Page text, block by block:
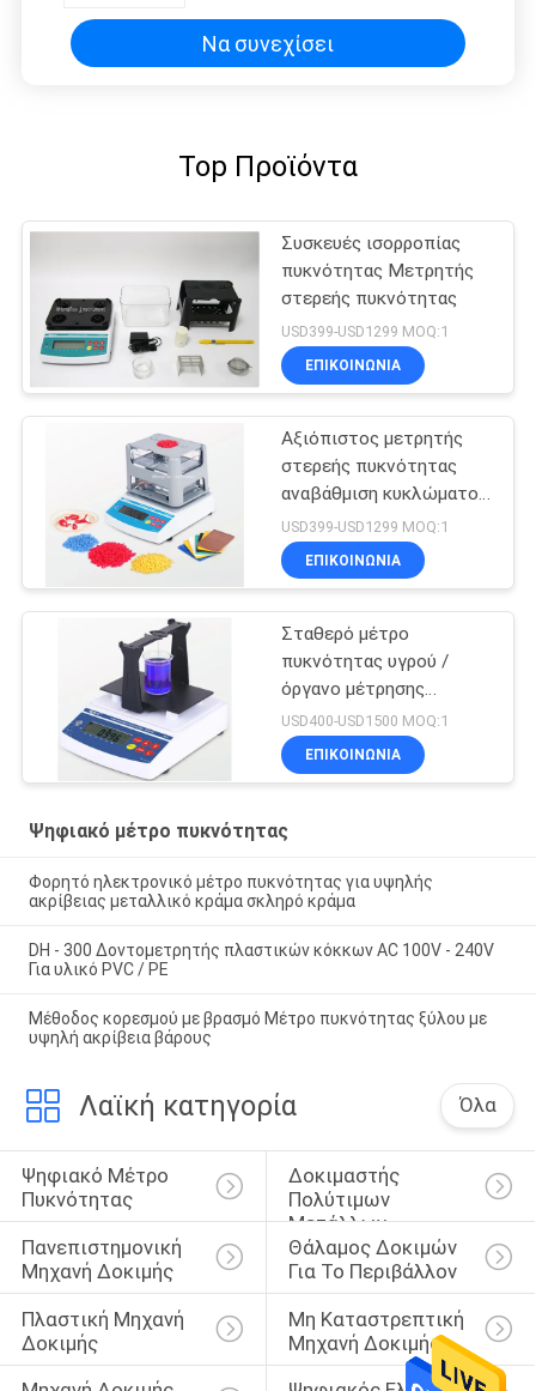
Να συνεχίσει
Top Προϊόντα
Συσκευές ισορροπίας
πυκνότητας Μετρητής
στερεής πυκνότητας
USD399-USD1299 MOQ:1
ΕΠΙΚΟΙΝΩΝΊΑ
Αξιόπιστος μετρητής
στερεής πυκνότητας
αναβάθμιση κυκλώματος
με καλώδιο σύνδεσης
δεδομένων
USD399-USD1299 MOQ:1
ΕΠΙΚΟΙΝΩΝΊΑ
Σταθερό μέτρο
πυκνότητας υγρού /
όργανο μέτρησης
συγκέντρωσης για
ισχυρά οξέα αλκαλικά
υγρά
USD400-USD1500 MOQ:1
ΕΠΙΚΟΙΝΩΝΊΑ
Ψηφιακό μέτρο πυκνότητας
Φορητό ηλεκτρονικό μέτρο πυκνότητας για υψηλής
ακρίβειας μεταλλικό κράμα σκληρό κράμα
DH - 300 Δοντομετρητής πλαστικών κόκκων AC 100V - 240V
Για υλικό PVC / PE
Μέθοδος κορεσμού με βρασμό Μέτρο πυκνότητας ξύλου με
υψηλή ακρίβεια βάρους
Λαϊκή κατηγορία Όλα
Ψηφιακό Μέτρο
Πυκνότητας
Δοκιμαστής
Πολύτιμων
Μετάλλων
Πανεπιστημονική
Μηχανή Δοκιμής
Θάλαμος Δοκιμών
Για Το Περιβάλλον
Πλαστική Μηχανή
Δοκιμής
Μη Καταστρεπτική
Μηχανή Δοκιμής